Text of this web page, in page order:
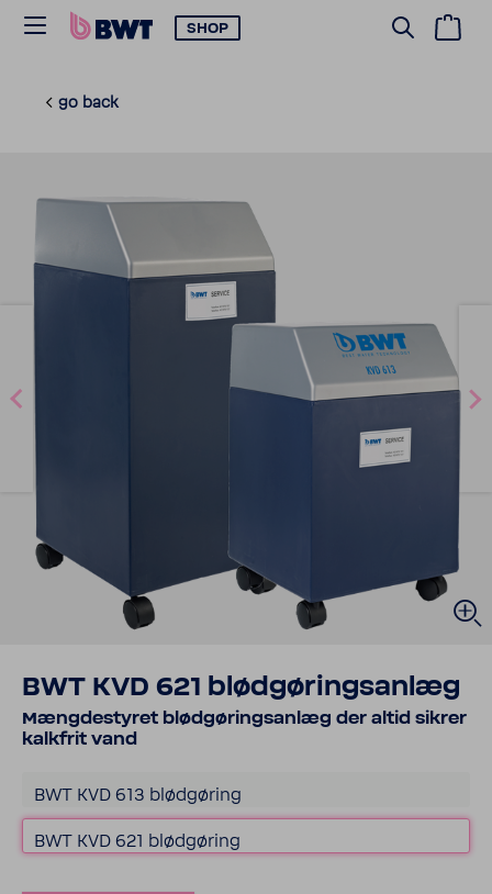
SHOP
go back
BWT KVD 621 blødgøringsanlæg
Mængdestyret blødgøringsanlæg der altid sikrer
kalk­frit vand
BWT KVD 613 blødgøring
BWT KVD 621 blødgøring